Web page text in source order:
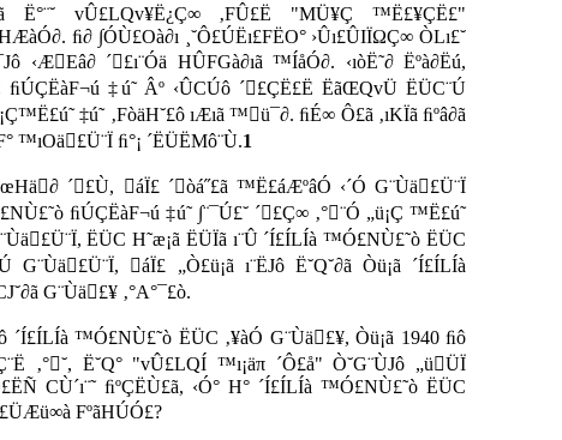
Ë°¨˘ vÛ£LQv¥Ë¿Ç∞ ‚FÛ£Ë "MÜ¥Ç ™Ë£¥ÇË£"
ﬁ∂ ∫ÓÙ£Oà∂ı ¸˘Ô£ÚËı£FËO° ›Ûı£ÛIÏΩÇ∞ ÒLı£˘
‹ÆEâ∂ ´£ı¨Óä HÛFGà∂ıã ™ÍåÓ∂. ‹ıòË˜∂ Ëºà∂Ëú,
ﬁÚÇËàF¬ú ‡ú˜ Âº ‹ÛCÚô ´£ÇË£Ë ËãŒQvÜ ËÜC¨Ú
‡ú˜ ‚FòäH˘£ô ıÆıã ™ü¯∂. ﬁÉ∞ Ô£ã ‚ıKÏã ﬁºâ∂ã
™ıOä£Ü¨Ï ﬁ°¡ ´ËÜËMô¨Ù.1
´£Ù, áÏ£ ´òá˝£ã ™Ë£áÆºâÓ ‹´Ó G¨Ùä£Ü¨Ï
ﬁÚÇËàF¬ú ‡ú˜ ∫¨¯Ú£˘ ´£Ç∞ ‚°¨Ó „ü¡Ç ™Ë£ú˜
ËÜC H˜æ¡ã ËÜÏã ı¨Û ´Í£ÍLÍà ™Ó£NÙ£˜ò ËÜC
G¨Ùä£Ü¨Ï, áÏ£ „Ò£ü¡ã ı¨ËJô Ë˘Q˘∂ã Òü¡ã ´Í£ÍLÍà
G¨Ùä£¥ ‚°A°¯£ò.
´Í£ÍLÍà ™Ó£NÙ£˜ò ËÜC ‚¥àÓ G¨Ùä£¥, Òü¡ã 1940 ﬁô
‚°˘, Ë˘Q° "vÛ£LQÍ ™ı¡äπ ´Ô£å" Ò˘G¨ÙJô „üÜÏ
CÙ´ı¨˜ ﬁºÇËÙ£ã, ‹Ó° H° ´Í£ÍLÍà ™Ó£NÙ£˜ò ËÜC
FºãHÚÓ£?